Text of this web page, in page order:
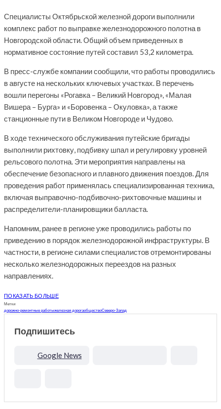
Специалисты Октябрьской железной дороги выполнили
комплекс работ по выправке железнодорожного полотна в
Новгородской области. Общий объем приведенных в
нормативное состояние путей составил 53,2 километра.
В пресс-службе компании сообщили, что работы проводились
в августе на нескольких ключевых участках. В перечень
вошли перегоны «Рогавка – Великий Новгород», «Малая
Вишера – Бурга» и «Боровенка – Окуловка», а также
станционные пути в Великом Новгороде и Чудово.
В ходе технического обслуживания путейские бригады
выполнили рихтовку, подбивку шпал и регулировку уровней
рельсового полотна. Эти мероприятия направлены на
обеспечение безопасного и плавного движения поездов. Для
проведения работ применялась специализированная техника,
включая выправочно-подбивочно-рихтовочные машины и
распределители-планировщики балласта.
Напомним, ранее в регионе уже проводились работы по
приведению в порядок железнодорожной инфраструктуры. В
частности, в регионе силами специалистов отремонтированы
несколько железнодорожных переездов на разных
направлениях.
ПОКАЗАТЬ БОЛЬШЕ
Метки
дорожно-ремонтные работыжелезная дорогаобществоСеверо-Запад
Подпишитесь
Google News